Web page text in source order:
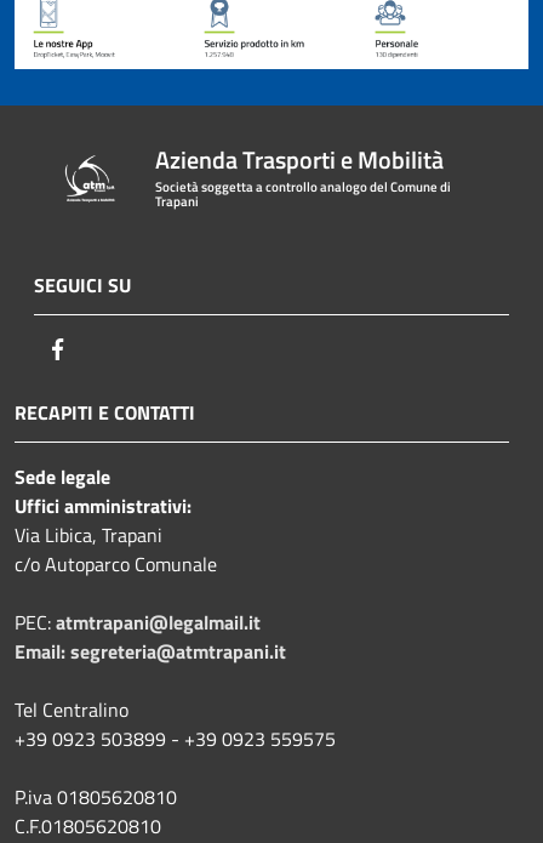
Azienda Trasporti e Mobilità
Società soggetta a controllo analogo del Comune di
Trapani
SEGUICI SU
RECAPITI E CONTATTI
Sede legale
Uffici amministrativi:
Via Libica, Trapani
c/o Autoparco Comunale
PEC:atmtrapani@legalmail.it
Email:segreteria@atmtrapani.it
Tel Centralino
+39 0923 503899 - +39 0923 559575
P.iva 01805620810
C.F.01805620810